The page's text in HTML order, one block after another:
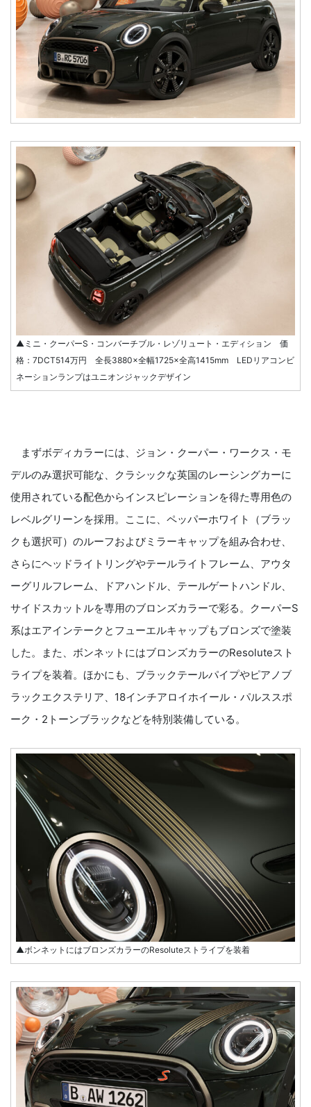
▲ミニ・クーパーS・コンバーチブル・レゾリュート・エディション 価
格：7DCT514万円 全長3880×全幅1725×全高1415mm LEDリアコンビ
ネーションランプはユニオンジャックデザイン
まずボディカラーには、ジョン・クーパー・ワークス・モ
デルのみ選択可能な、クラシックな英国のレーシングカーに
使用されている配色からインスピレーションを得た専用色の
レベルグリーンを採用。ここに、ペッパーホワイト（ブラッ
クも選択可）のルーフおよびミラーキャップを組み合わせ、
さらにヘッドライトリングやテールライトフレーム、アウタ
ーグリルフレーム、ドアハンドル、テールゲートハンドル、
サイドスカットルを専用のブロンズカラーで彩る。クーパーS
系はエアインテークとフューエルキャップもブロンズで塗装
した。また、ボンネットにはブロンズカラーのResoluteスト
ライプを装着。ほかにも、ブラックテールパイプやピアノブ
ラックエクステリア、18インチアロイホイール・パルススポ
ーク・2トーンブラックなどを特別装備している。
▲ボンネットにはブロンズカラーのResoluteストライプを装着